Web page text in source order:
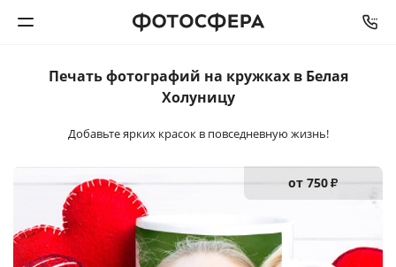
Фотокниги
Календари
Интерьерная печать
Печать фотографий на кружках в Белая
Холуницу
Добавьте ярких красок в повседневную жизнь!
от 750₽